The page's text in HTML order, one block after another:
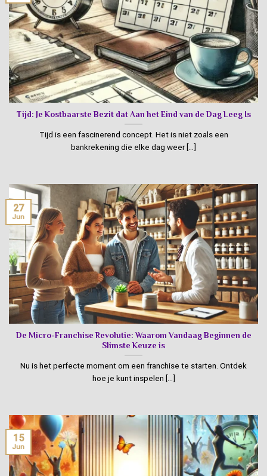
Tijd: Je Kostbaarste Bezit dat Aan het Eind van de Dag Leeg Is
Tijd is een fascinerend concept. Het is niet zoals een
bankrekening die elke dag weer [...]
De Micro-Franchise Revolutie: Waarom Vandaag Beginnen de
Slimste Keuze is
Nu is het perfecte moment om een franchise te starten. Ontdek
hoe je kunt inspelen [...]
27
Jun
15
Jun